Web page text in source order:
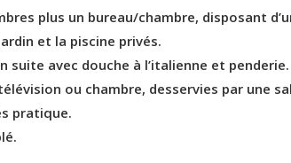
plus un bureau/chambre, disposant
et la piscine privés.
suite avec douche à l’italienne et
ou chambre, desservies par une
pratique.